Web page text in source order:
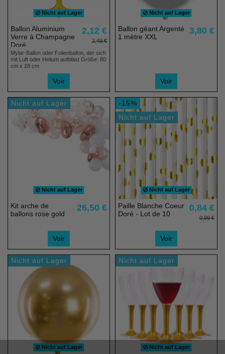
Nicht auf Lager
Ballon Aluminium
Verre à Champagne
Doré
2,12 €
2,49 €
Mylar-Ballon oder Folienballon, der sich
mit Luft oder Helium aufbläst Größe: 80
cm x 28 cm
Voir
Nicht auf Lager
Ballon géant Argenté
1 mètre XXL
3,80 €
Voir
Nicht auf Lager
Nicht auf Lager
Kit arche de
ballons rose gold
26,50 €
Voir
-15%
Nicht auf Lager
Nicht auf Lager
Paille Blanche Coeur
Doré - Lot de 10
0,84 €
0,99 €
Voir
Nicht auf Lager
Nicht auf Lager
Nicht auf Lager
Nicht auf Lager